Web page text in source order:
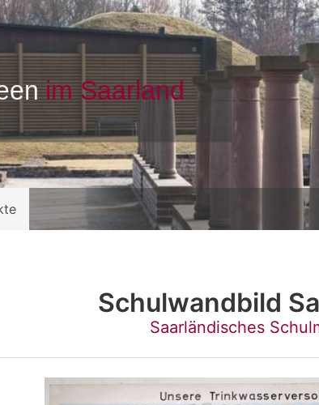
Schulwandbild
Saarländisches